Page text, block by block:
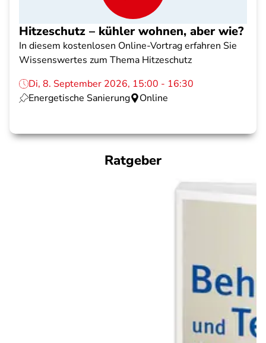
Hitzeschutz – kühler wohnen, aber wie?
In diesem kostenlosen Online-Vortrag erfahren Sie
Wissenswertes zum Thema Hitzeschutz
Di, 8. September 2026, 15:00 - 16:30
Energetische Sanierung
Online
Ratgeber